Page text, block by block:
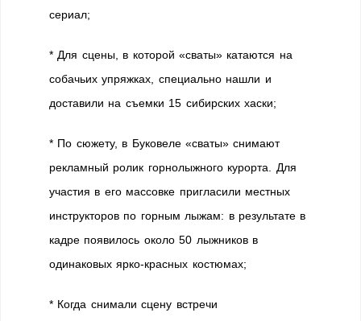
сериал;
* Для сцены, в которой «сваты» катаются на
собачьих упряжках, специально нашли и
доставили на съемки 15 сибирских хаски;
* По сюжету, в Буковеле «сваты» снимают
рекламный ролик горнолыжного курорта. Для
участия в его массовке пригласили местных
инструкторов по горным лыжам: в результате в
кадре появилось около 50 лыжников в
одинаковых ярко-красных костюмах;
* Когда снимали сцену встречи